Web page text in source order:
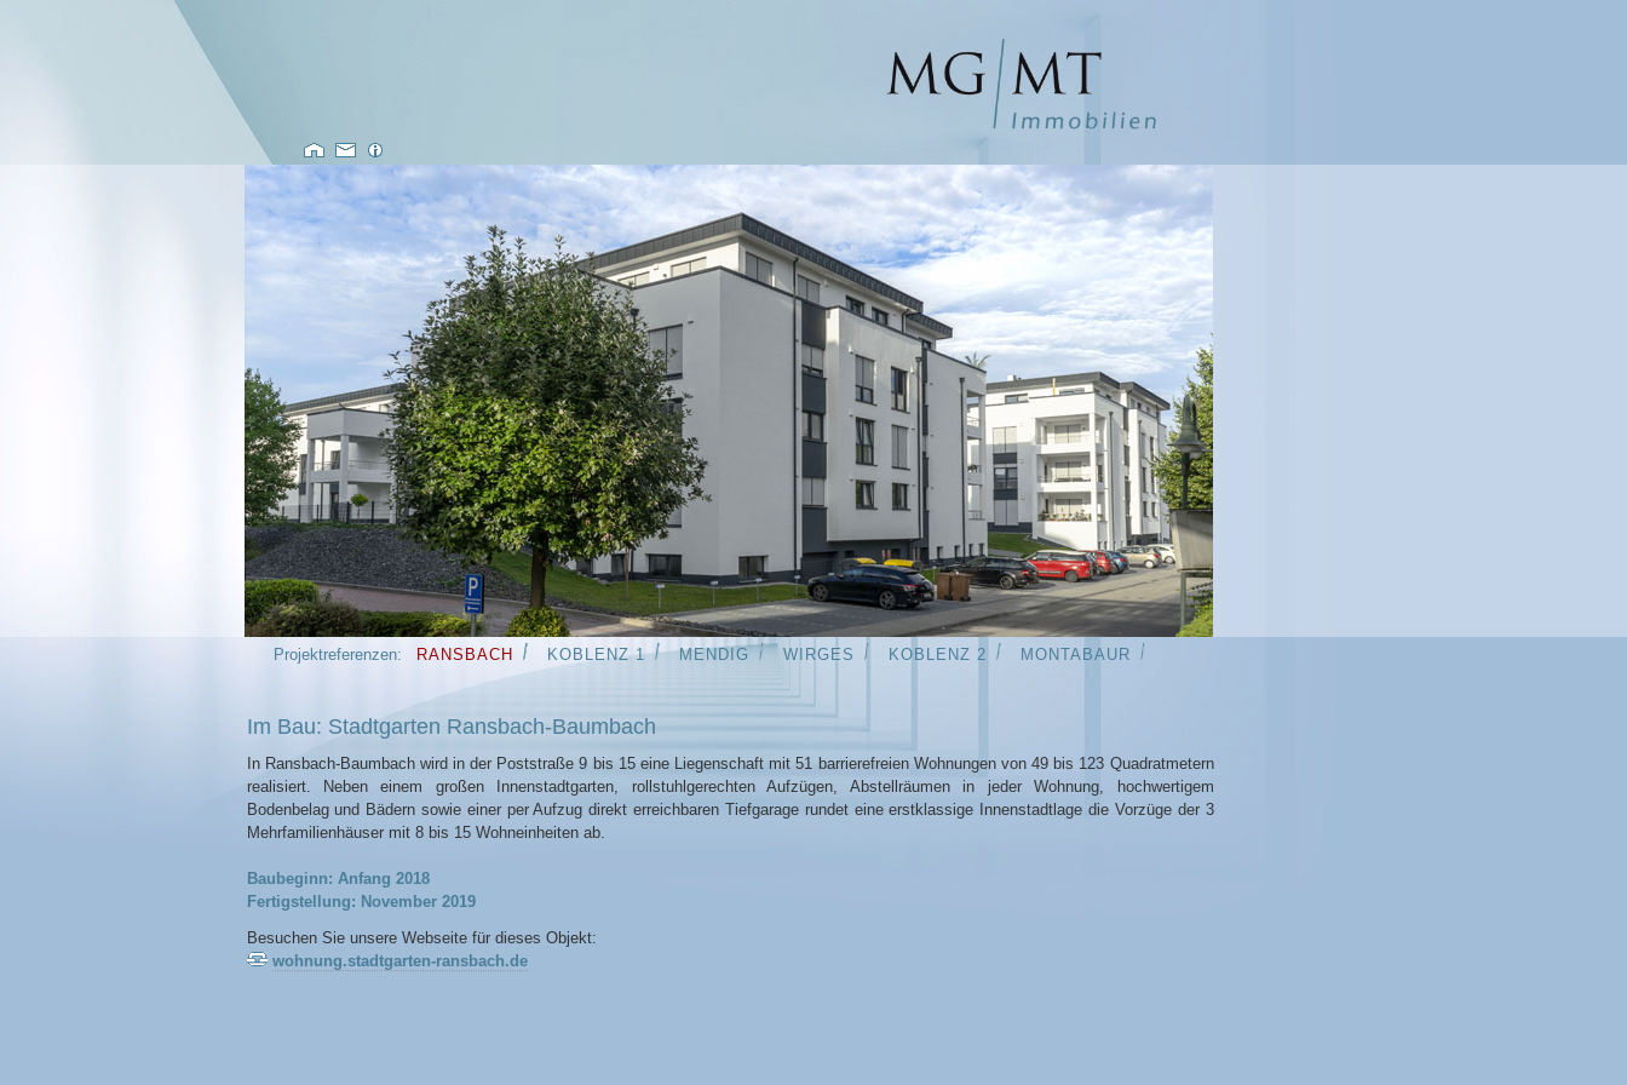
Projektreferenzen: RANSBACH KOBLENZ 1 MENDIG WIRGES KOBLENZ 2 MONTABAUR
Im Bau: Stadtgarten Ransbach-Baumbach
In Ransbach-Baumbach wird in der Poststraße 9 bis 15 eine Liegenschaft mit 51 barrierefreien Wohnungen von 49 bis 123 Quadratmetern
realisiert. Neben einem großen Innenstadtgarten, rollstuhlgerechten Aufzügen, Abstellräumen in jeder Wohnung, hochwertigem
Bodenbelag und Bädern sowie einer per Aufzug direkt erreichbaren Tiefgarage rundet eine erstklassige Innenstadtlage die Vorzüge der 3
Mehrfamilienhäuser mit 8 bis 15 Wohneinheiten ab.
Baubeginn: Anfang 2018
Fertigstellung: November 2019
Besuchen Sie unsere Webseite für dieses Objekt:
wohnung.stadtgarten-ransbach.de